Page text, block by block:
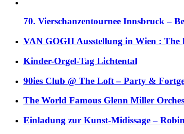
70. Vierschanzentournee Innsbruck –
VAN GOGH Ausstellung in Wien : The
Kinder-Orgel-Tag Lichtental
90ies Club @ The Loft – Party &
The World Famous Glenn Miller
Einladung zur Kunst-Midissage –